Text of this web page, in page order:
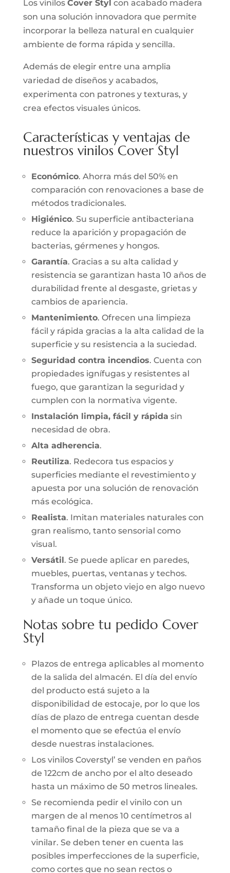
Los vinilos Cover Styl con acabado madera
son una solución innovadora que permite
incorporar la belleza natural en cualquier
ambiente de forma rápida y sencilla.
Además de elegir entre una amplia
variedad de diseños y acabados,
experimenta con patrones y texturas, y
crea efectos visuales únicos.
Características y ventajas de
nuestros vinilos Cover Styl
Económico. Ahorra más del 50% en
comparación con renovaciones a base de
métodos tradicionales.
Higiénico. Su superficie antibacteriana
reduce la aparición y propagación de
bacterias, gérmenes y hongos.
Garantía. Gracias a su alta calidad y
resistencia se garantizan hasta 10 años de
durabilidad frente al desgaste, grietas y
cambios de apariencia.
Mantenimiento. Ofrecen una limpieza
fácil y rápida gracias a la alta calidad de la
superficie y su resistencia a la suciedad.
Seguridad contra incendios. Cuenta con
propiedades ignífugas y resistentes al
fuego, que garantizan la seguridad y
cumplen con la normativa vigente.
Instalación limpia, fácil y rápida sin
necesidad de obra.
Alta adherencia.
Reutiliza. Redecora tus espacios y
superficies mediante el revestimiento y
apuesta por una solución de renovación
más ecológica.
Realista. Imitan materiales naturales con
gran realismo, tanto sensorial como
visual.
Versátil . Se puede aplicar en paredes,
muebles, puertas, ventanas y techos.
Transforma un objeto viejo en algo nuevo
y añade un toque único.
Notas sobre tu pedido Cover
Styl
Plazos de entrega aplicables al momento
de la salida del almacén. El día del envío
del producto está sujeto a la
disponibilidad de estocaje, por lo que los
días de plazo de entrega cuentan desde
el momento que se efectúa el envío
desde nuestras instalaciones.
Los vinilos Coverstyl’ se venden en paños
de 122cm de ancho por el alto deseado
hasta un máximo de 50 metros lineales.
Se recomienda pedir el vinilo con un
margen de al menos 10 centímetros al
tamaño final de la pieza que se va a
vinilar. Se deben tener en cuenta las
posibles imperfecciones de la superficie,
como cortes que no sean rectos o